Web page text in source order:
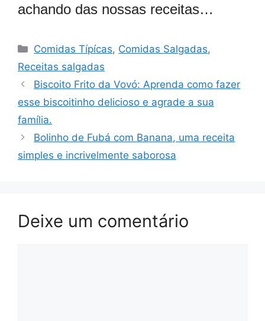
achando das nossas receitas…
Categorias
Comidas Típícas, Comidas Salgadas,
Receitas salgadas
Biscoito Frito da Vovó: Aprenda como fazer
esse biscoitinho delicioso e agrade a sua
família.
Bolinho de Fubá com Banana, uma receita
simples e incrivelmente saborosa
Deixe um comentário